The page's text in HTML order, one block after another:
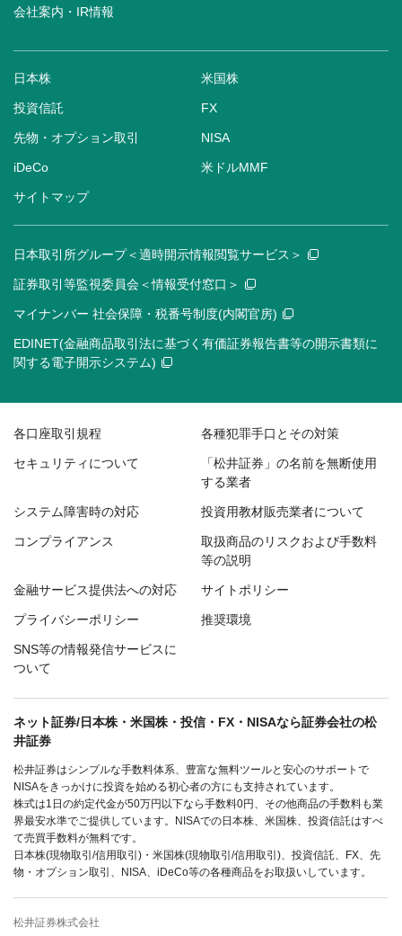
会社案内・IR情報
日本株 米国株
投資信託 FX
先物・オプション取引 NISA
iDeCo 米ドルMMF
サイトマップ
日本取引所グループ＜適時開示情報閲覧サービス＞
証券取引等監視委員会＜情報受付窓口＞
マイナンバー 社会保障・税番号制度(内閣官房)
EDINET(金融商品取引法に基づく有価証券報告書等の開示書類に
関する電子開示システム)
各口座取引規程 各種犯罪手口とその対策
セキュリティについて
「松井証券」の名前を無断使用
する業者
システム障害時の対応 投資用教材販売業者について
コンプライアンス
取扱商品のリスクおよび手数料
等の説明
金融サービス提供法への対応 サイトポリシー
プライバシーポリシー 推奨環境
SNS等の情報発信サービスに
ついて
ネット証券/日本株・米国株・投信・FX・NISAなら証券会社の松
井証券
松井証券はシンプルな手数料体系、豊富な無料ツールと安心のサポートで
NISAをきっかけに投資を始める初心者の方にも支持されています。
株式は1日の約定代金が50万円以下なら手数料0円、その他商品の手数料も業
界最安水準でご提供しています。NISAでの日本株、米国株、投資信託はすべ
て売買手数料が無料です。
日本株(現物取引/信用取引)・米国株(現物取引/信用取引)、投資信託、FX、先
物・オプション取引、NISA、iDeCo等の各種商品をお取扱いしています。
松井証券株式会社